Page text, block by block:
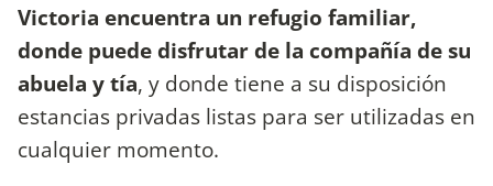
Victoria encuentra un refugio familiar,
donde puede disfrutar de la compañía de su
abuela y tía, y donde tiene a su disposición
estancias privadas listas para ser utilizadas en
cualquier momento.